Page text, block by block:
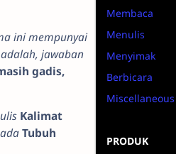
ini mempunyai
jawaban
gadis,
Kalimat
Tubuh
Membaca
Menulis
Menyimak
Berbicara
Miscellaneous
PRODUK